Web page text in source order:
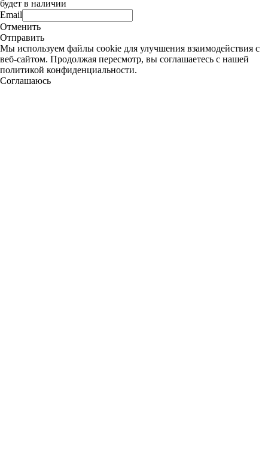
будет в наличии
Email
Отменить
Отправить
Мы используем файлы cookie для улучшения взаимодействия с
веб-сайтом. Продолжая пересмотр, вы соглашаетесь с нашей
политикой конфиденциальности.
Соглашаюсь